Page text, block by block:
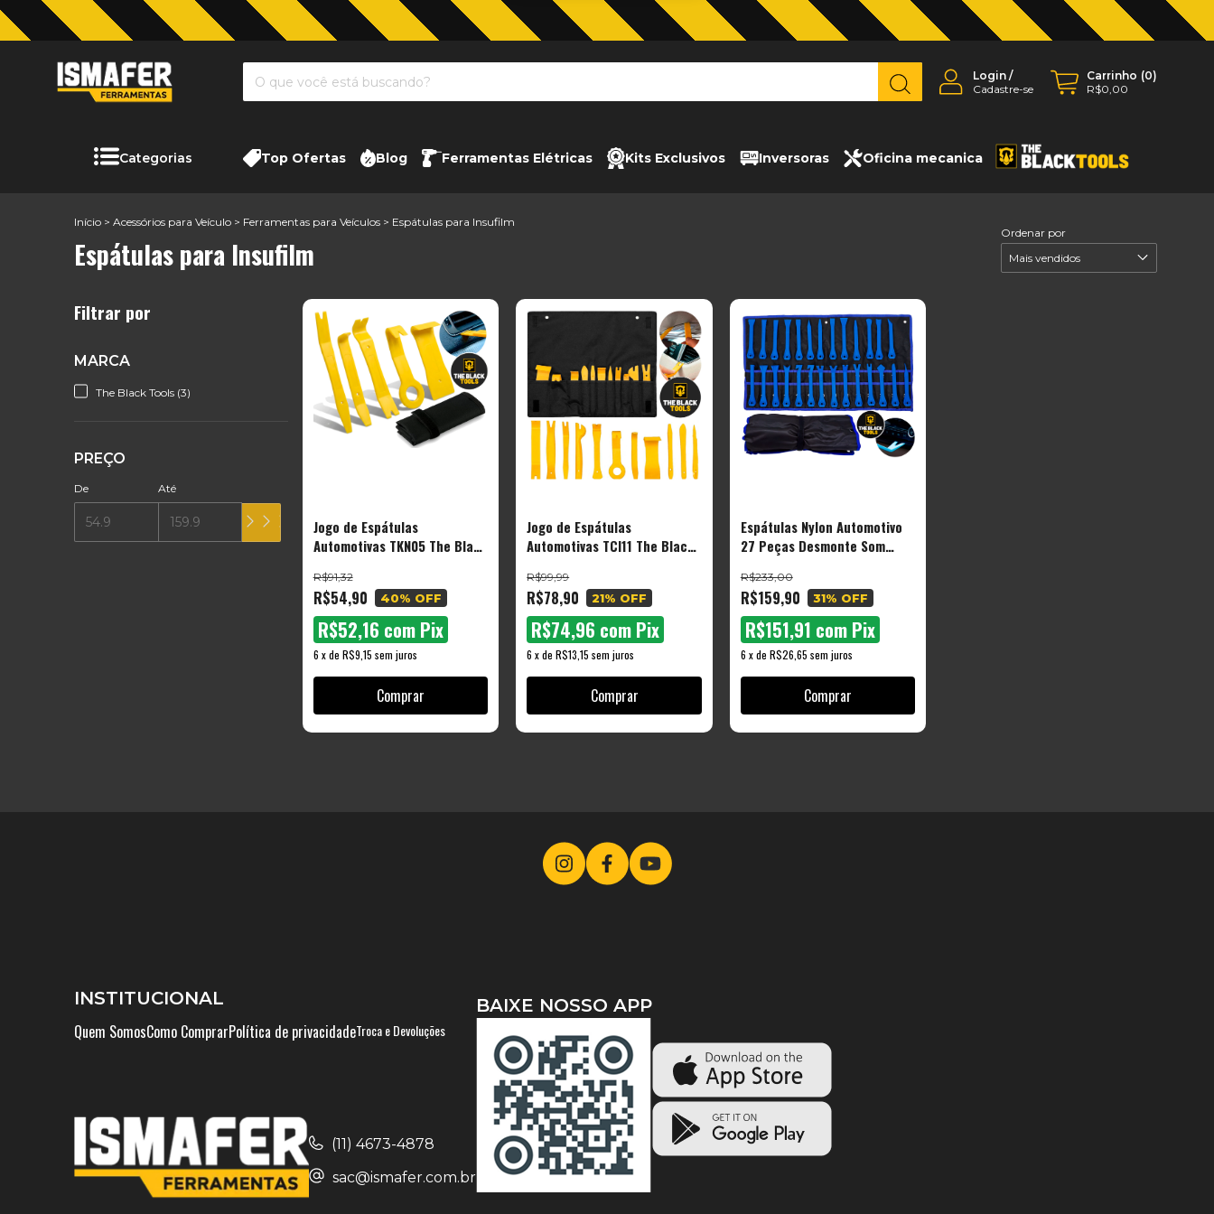
Login/
Cadastre-se
Carrinho (0)
R$0,00
Categorias Top Ofertas Blog Ferramentas Elétricas Kits Exclusivos Inversoras Oficina mecanica
Início > Acessórios para Veículo > Ferramentas para Veículos > Espátulas para Insufilm
Espátulas para Insufilm
Ordenar por
Filtrar por
MARCA
The Black Tools (3)
PREÇO
De Até
Jogo de Espátulas
Automotivas TKN05 The Black
com Estojo
R$54,90
R$91,32
40% OFF
6 xde R$9,15 sem juros
R$52,16 com Pix
Jogo de Espátulas
Automotivas TCI11 The Black
com Estojo
R$78,90
R$99,99
21% OFF
6 xdeR$13,15 sem juros
R$74,96 com Pix
Espátulas Nylon Automotivo
27 Peças Desmonte Som
R$159,90
R$233,00
31% OFF
6 xde R$26,65 sem juros
R$151,91 com Pix
INSTITUCIONAL
Quem SomosComo ComprarPolítica de privacidadeTroca e Devoluções
(11) 4673-4878
sac@ismafer.com.br
BAIXE NOSSO APP